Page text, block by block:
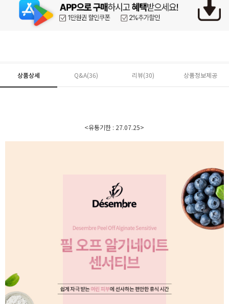
상품상세 Q&A(36) 리뷰(30) 상품정보제공
<유통기한 : 27.07.25>